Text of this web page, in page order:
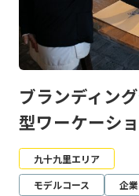
ブランディン
型ワーケーシ
九十九里エリア
モデルコース
企